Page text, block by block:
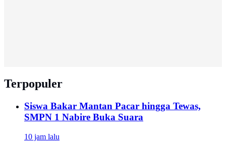
Terpopuler
Siswa Bakar Mantan Pacar hingga Tewas,
SMPN 1 Nabire Buka Suara
10 jam lalu